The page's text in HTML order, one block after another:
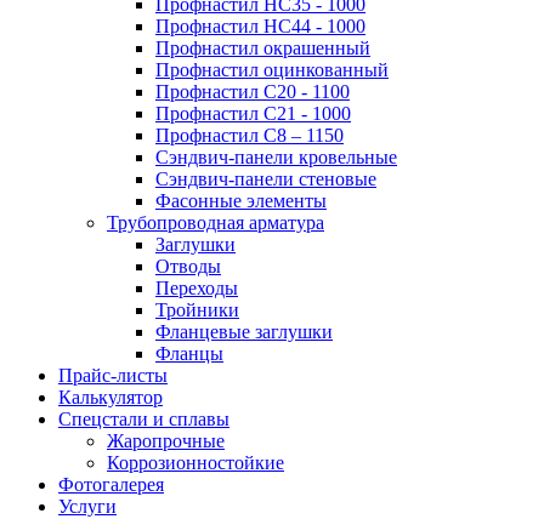
Профнастил НС35 - 1000
Профнастил НС44 - 1000
Профнастил окрашенный
Профнастил оцинкованный
Профнастил С20 - 1100
Профнастил С21 - 1000
Профнастил С8 – 1150
Сэндвич-панели кровельные
Сэндвич-панели стеновые
Фасонные элементы
Трубопроводная арматура
Заглушки
Отводы
Переходы
Тройники
Фланцевые заглушки
Фланцы
Прайс-листы
Калькулятор
Спецстали и сплавы
Жаропрочные
Коррозионностойкие
Фотогалерея
Услуги